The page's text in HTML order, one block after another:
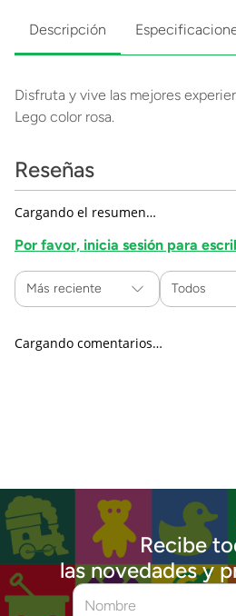
Descripción
Disfruta y vive las mejores
Lego color rosa.
Reseñas
Cargando el resumen…
Por favor, inicia sesión para
Más reciente Todos
Cargando comentarios…
Recibe
las novedades y